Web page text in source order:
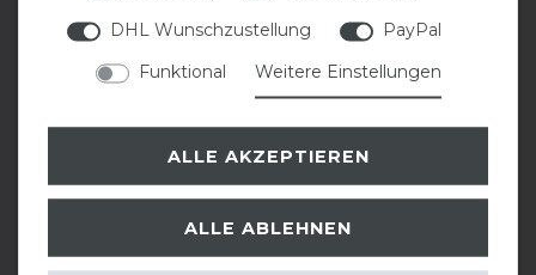
Covalliero Gürtel FS26
statt 44,99 €
Covalliero Regenjacke
DHL Wunschzustellung
PayPal
Funktional
Weitere Einstellungen
ALLE AKZEPTIEREN
ALLE ABLEHNEN